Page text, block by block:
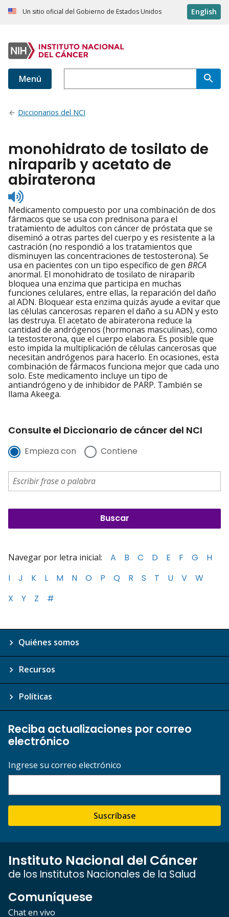
Un sitio oficial del Gobierno de Estados Unidos English
Menú
Diccionarios del NCI
monohidrato de tosilato de
niraparib y acetato de
abiraterona
Listen
to
pronunciation
Medicamento compuesto por una combinación de dos
fármacos que se usa con prednisona para el
tratamiento de adultos con cáncer de próstata que se
diseminó a otras partes del cuerpo y es resistente a la
castración (no respondió a los tratamientos que
disminuyen las concentraciones de testosterona). Se
usa en pacientes con un tipo específico de gen BRCA
anormal. El monohidrato de tosilato de niraparib
bloquea una enzima que participa en muchas
funciones celulares, entre ellas, la reparación del daño
al ADN. Bloquear esta enzima quizás ayude a evitar que
las células cancerosas reparen el daño a su ADN y esto
las destruya. El acetato de abiraterona reduce la
cantidad de andrógenos (hormonas masculinas), como
la testosterona, que el cuerpo elabora. Es posible que
esto impida la multiplicación de células cancerosas que
necesitan andrógenos para hacerlo. En ocasiones, esta
combinación de fármacos funciona mejor que cada uno
solo. Este medicamento incluye un tipo de
antiandrógeno y de inhibidor de PARP. También se
llama Akeega.
Consulte el Diccionario de cáncer del NCI
Empieza con Contiene
Navegar por letra inicial: A B C D E F G
H
I
J K L M N O P Q R S T U V
W
X
Y Z #
Quiénes somos
Recursos
Políticas
Reciba actualizaciones por correo
electrónico
Ingrese su correo electrónico
Suscríbase
Instituto Nacional del Cáncer
de los Institutos Nacionales de la Salud
Comuníquese
Chat en vivo